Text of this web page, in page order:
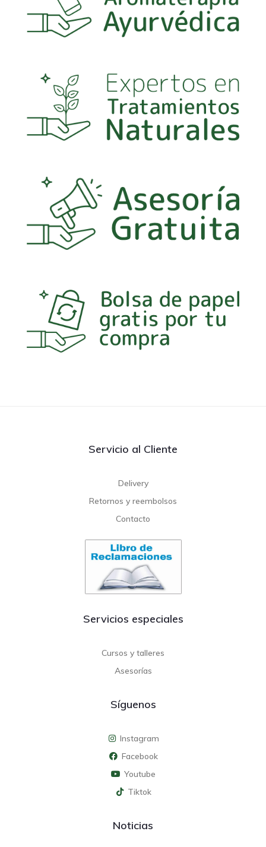
Servicio al Cliente
Delivery
Retornos y reembolsos
Contacto
Servicios especiales
Cursos y talleres
Asesorías
Síguenos
Instagram
Facebook
Youtube
Tiktok
Noticias